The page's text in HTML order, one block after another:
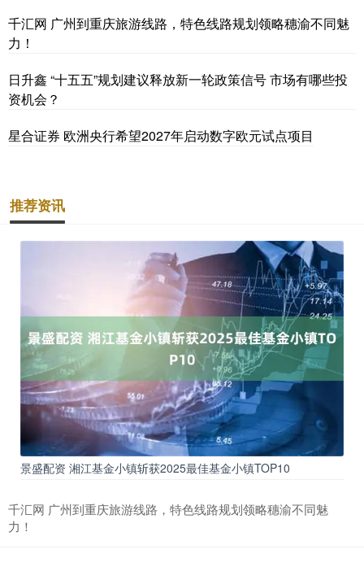
千汇网 广州到重庆旅游线路，特色线路规划领略穗渝不同魅
力！
日升鑫 “十五五”规划建议释放新一轮政策信号 市场有哪些投
资机会？
星合证券 欧洲央行希望2027年启动数字欧元试点项目
推荐资讯
景盛配资 湘江基金小镇斩获2025最佳基金小镇TOP10
千汇网 广州到重庆旅游线路，特色线路规划领略穗渝不同魅
力！